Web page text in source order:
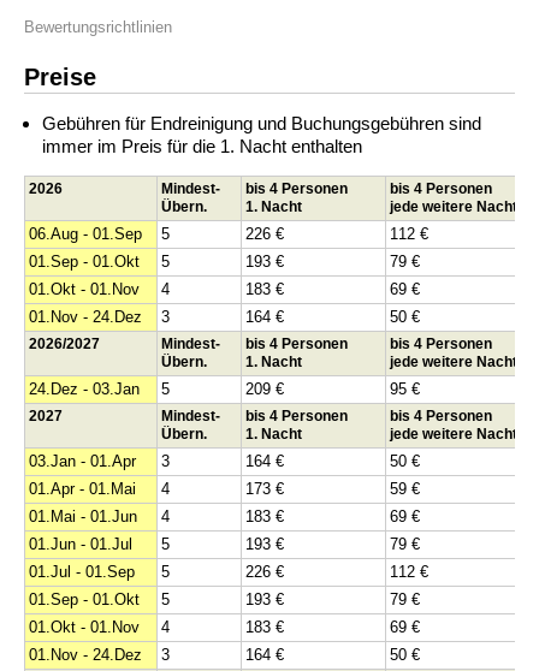
Bewertungsrichtlinien
Preise
Gebühren für Endreinigung und Buchungsgebühren sind
immer im Preis für die 1. Nacht enthalten
2026
Mindest-
Übern.
bis 4 Personen
1. Nacht
bis 4 Personen
jede weitere Nacht
06.Aug - 01.Sep 5 226 €
112 €
01.Sep - 01.Okt
5 193 €
79 €
01.Okt - 01.Nov
4 183 €
69 €
01.Nov - 24.Dez
3 164 € 50 €
2026/2027
Mindest-
Übern.
bis 4 Personen
1. Nacht
bis 4 Personen
jede weitere Nacht
24.Dez - 03.Jan 5 209 € 95 €
2027
Mindest-
Übern.
bis 4 Personen
1. Nacht
bis 4 Personen
jede weitere Nacht
03.Jan - 01.Apr 3 164 €
50 €
01.Apr - 01.Mai
4 173 €
59 €
01.Mai - 01.Jun
4 183 €
69 €
01.Jun - 01.Jul
5 193 €
79 €
01.Jul - 01.Sep
5 226 €
112 €
01.Sep - 01.Okt
5 193 €
79 €
01.Okt - 01.Nov
4 183 €
69 €
01.Nov - 24.Dez
3 164 € 50 €